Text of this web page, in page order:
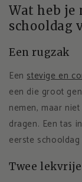
Wat heb je
schooldag
Een rugzak
Eenstevige en
een die groot
nemen, maar
dragen. Een tas
eerste
Twee